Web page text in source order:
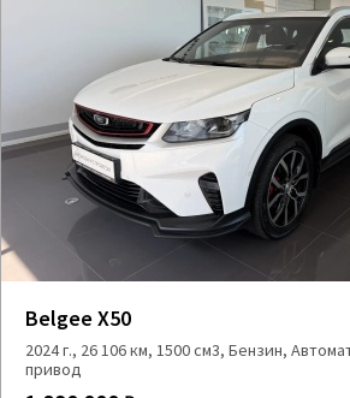
Belgee X50
2024 г., 26 106 км, 1500 см3, Бензин,
привод